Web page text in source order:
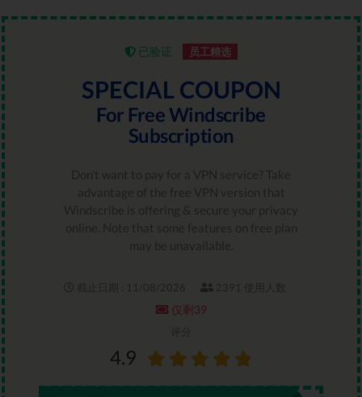
已验证 员工精选
SPECIAL COUPON
For Free Windscribe
Subscription
Don't want to pay for a VPN service? Take
advantage of the free VPN version that
Windscribe is offering & secure your privacy
online. Note that some features on free plan
may be unavailable.
截止日期 : 11/08/2026 2391 使用人数
仅剩39
评分
4.9